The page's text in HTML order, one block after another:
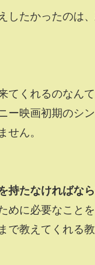
たかったのは、
てくれるのなん
ー映画初期のシ
ん。
持たなければなら
めに必要なこと
で教えてくれる